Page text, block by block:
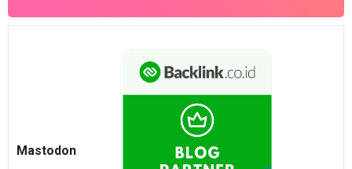
Mastodon